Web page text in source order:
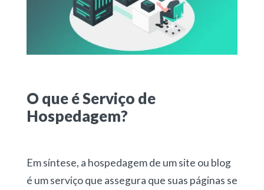
O que é Serviço de
Hospedagem?
Em síntese, a hospedagem de um site ou blog
é um serviço que assegura que suas páginas se